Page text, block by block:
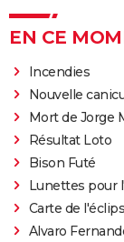
EN CE
Incendies
Nouvelle
Mort de Jorge
Résultat Loto
Bison Futé
Lunettes pour
Carte de
Alvaro